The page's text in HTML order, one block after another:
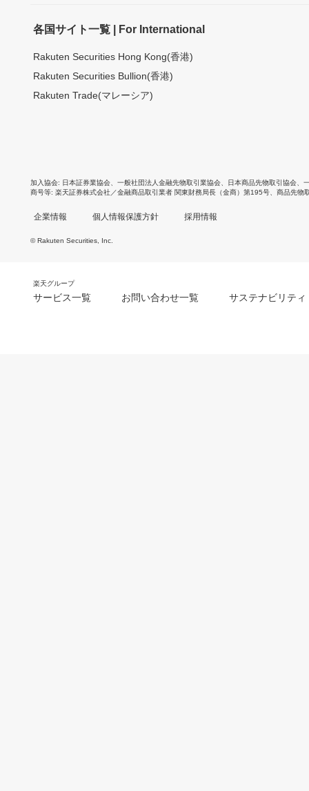
各国サイト一覧 | For International
Rakuten Securities Hong Kong(香港)
Rakuten Securities Bullion(香港)
Rakuten Trade(マレーシア)
加入協会 日本証券業協会 一般社団法人金融先物取引業協会 日本商品先物取引協会
商号等 楽天証券株式会社／金融商品取引業者 関東財務局長（金商）第195号、商品先物
企業情報 個人情報保護方針 採用情報
© Rakuten Securities, Inc.
楽天グループ
サービス一覧 お問い合わせ一覧 サステナビリティ